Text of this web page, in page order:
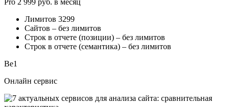
Лимитов 3299
Сайтов – без лимитов
Строк в отчете (позиции) – без лимитов
Строк в отчете (семантика) – без лимитов
Be1
Онлайн сервис